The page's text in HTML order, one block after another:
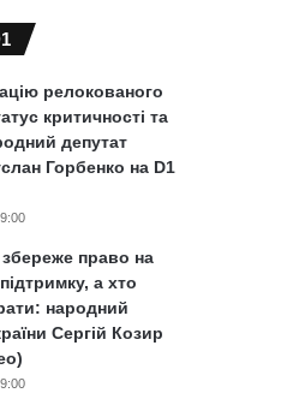
релокованого
критичності та
депутат
Горбенко на D1
право на
а хто
народний
Сергій Козир